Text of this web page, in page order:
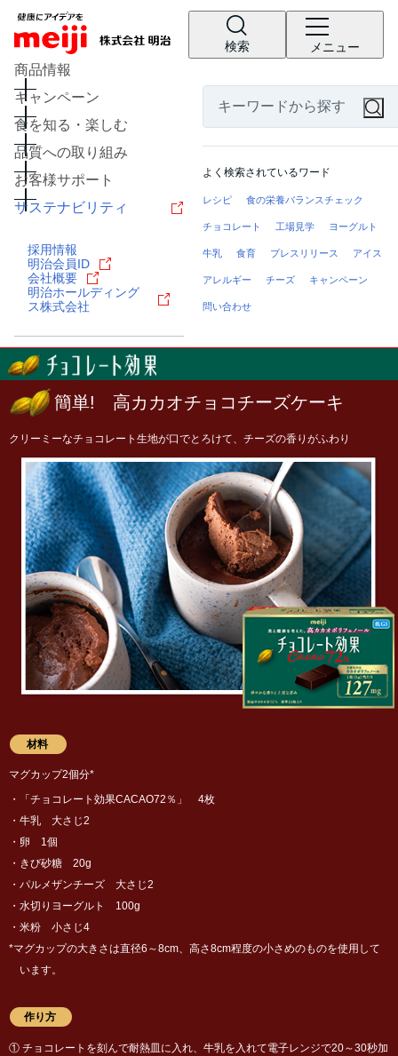
検索 メニュー
商品情報
キャンペーン
食を知る・楽しむ
品質への取り組み
お客様サポート
サステナビリティ
採用情報
明治会員ID
会社概要
明治ホールディング
ス株式会社
よく検索されているワード
レシピ 食の栄養バランスチェック
チョコレート 工場見学 ヨーグルト
牛乳 食育 プレスリリース アイス
アレルギー チーズ キャンペーン
問い合わせ
簡単! 高カカオチョコチーズケーキ
クリーミーなチョコレート生地が口でとろけて、チーズの香りがふわり
材料
マグカップ2個分*
・「チョコレート効果CACAO72％」 4枚
・牛乳 大さじ2
・卵 1個
・きび砂糖 20g
・パルメザンチーズ 大さじ2
・水切りヨーグルト 100g
・米粉 小さじ4
*マグカップの大きさは直径6～8cm、高さ8cm程度の小さめのものを使用して
います。
作り方
① チョコレートを刻んで耐熱皿に入れ、牛乳を入れて電子レンジで20～30秒加